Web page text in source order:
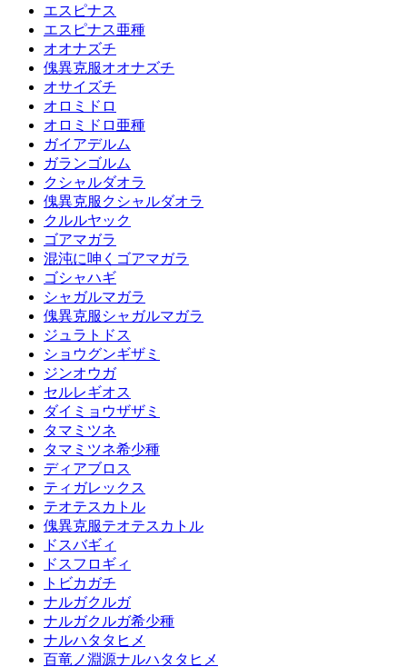
エスピナス
エスピナス亜種
オオナズチ
傀異克服オオナズチ
オサイズチ
オロミドロ
オロミドロ亜種
ガイアデルム
ガランゴルム
クシャルダオラ
傀異克服クシャルダオラ
クルルヤック
ゴアマガラ
混沌に呻くゴアマガラ
ゴシャハギ
シャガルマガラ
傀異克服シャガルマガラ
ジュラトドス
ショウグンギザミ
ジンオウガ
セルレギオス
ダイミョウザザミ
タマミツネ
タマミツネ希少種
ディアブロス
ティガレックス
テオテスカトル
傀異克服テオテスカトル
ドスバギィ
ドスフロギィ
トビカガチ
ナルガクルガ
ナルガクルガ希少種
ナルハタタヒメ
百竜ノ淵源ナルハタタヒメ